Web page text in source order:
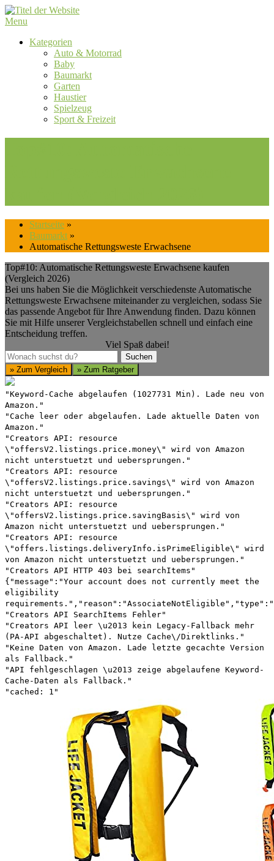
Skip
to
Menu
Kategorien
Auto & Motorrad
Baby
Baumarkt
Garten
Haustier
Spielzeug
Sport & Freizeit
Startseite »
Baumarkt »
Automatische Rettungsweste Erwachsene
Top#10: Automatische Rettungsweste Erwachsene kaufen
(Vergleich 2026)
Bei uns haben Sie die Möglichkeit verschiedenste Automatische
Rettungsweste Erwachsene miteinander zu vergleichen, sodass Sie
das passende Angebot für Ihre Anwendung finden. Dazu können
Sie mit Hilfe unserer Vergleichstabellen schnell und einfach eine
Entscheidung treffen.
Viel Spaß dabei!
Suchen
Suchen
» Zum Vergleich
» Zum Ratgeber
"Keyword-Cache abgelaufen (1027731 Min). Lade neu von
Amazon."
"Cache leer oder abgelaufen. Lade aktuelle Daten von
Amazon."
"Creators API: resource
\"offersV2.listings.price.money\" wird von Amazon
nicht unterstuetzt und uebersprungen."
"Creators API: resource
\"offersV2.listings.price.savings\" wird von Amazon
nicht unterstuetzt und uebersprungen."
"Creators API: resource
\"offersV2.listings.price.savingBasis\" wird von
Amazon nicht unterstuetzt und uebersprungen."
"Creators API: resource
\"offers.listings.deliveryInfo.isPrimeEligible\" wird
von Amazon nicht unterstuetzt und uebersprungen."
"Creators API HTTP 403 bei searchItems"
{"message":"Your account does not currently meet the
eligibility
"Creators API SearchItems Fehler"
"Creators API leer \u2013 kein Legacy-Fallback mehr
(PA-API abgeschaltet). Nutze Cache\/Direktlinks."
"Keine Daten von Amazon. Lade letzte gecachte Version
als Fallback."
"API fehlgeschlagen \u2013 zeige abgelaufene Keyword-
Cache-Daten als Fallback."
"cached: 1"